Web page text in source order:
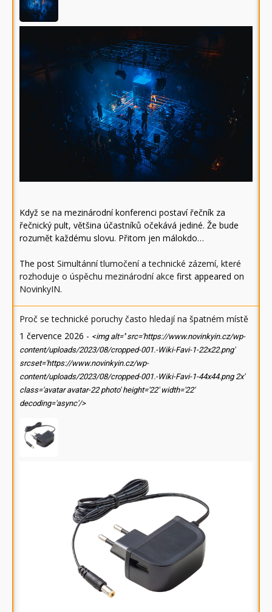
Když se na mezinárodní konferenci postaví řečník za
řečnický pult, většina účastníků očekává jediné. Že bude
rozumět každému slovu. Přitom jen málokdo…
The post Simultánní tlumočení a technické zázemí, které
rozhoduje o úspěchu mezinárodní akce first appeared on
NovinkyIN.
Proč se technické poruchy často hledají na špatném místě
1 července 2026 - <img alt='' src='https://www.novinkyin.cz/wp-
content/uploads/2023/08/cropped-001.-Wiki-Favi-1-22x22.png'
srcset='https://www.novinkyin.cz/wp-
content/uploads/2023/08/cropped-001.-Wiki-Favi-1-44x44.png 2x'
class='avatar avatar-22 photo' height='22' width='22'
decoding='async'/>